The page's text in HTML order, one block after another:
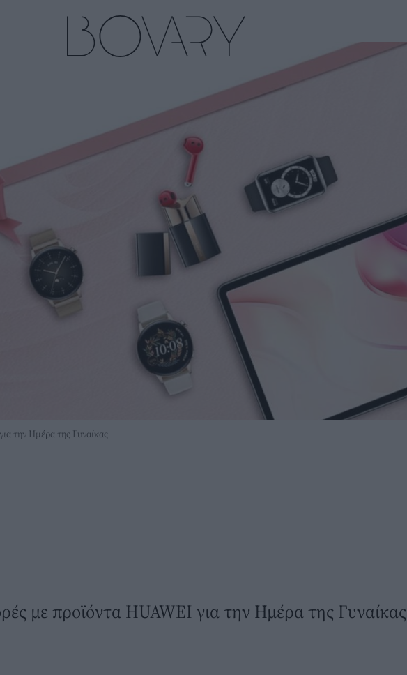
την Ημέρα της Γυναίκας
με προϊόντα HUAWEI για την Ημέρα της Γυναίκας